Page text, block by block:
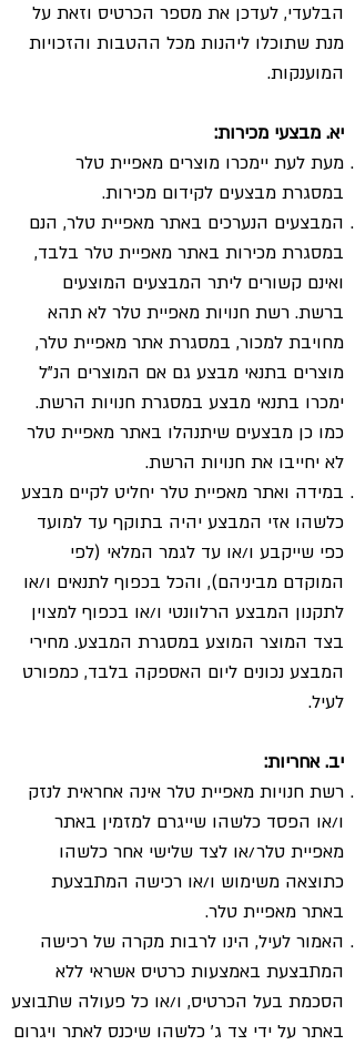
הבלעדי, לעדכן את מספר הכרטיס וזאת על
מנת שתוכלו ליהנות מכל ההטבות והזכויות
המוענקות.
יא. מבצעי מכירות:
מעת לעת יימכרו מוצרים מאפיית טלר
במסגרת מבצעים לקידום מכירות.
המבצעים הנערכים באתר מאפיית טלר, הנם
במסגרת מכירות באתר מאפיית טלר בלבד,
ואינם קשורים ליתר המבצעים המוצעים
ברשת. רשת חנויות מאפיית טלר לא תהא
מחויבת למכור, במסגרת אתר מאפיית טלר,
מוצרים בתנאי מבצע גם אם המוצרים הנ"ל
ימכרו בתנאי מבצע במסגרת חנויות הרשת.
כמו כן מבצעים שיתנהלו באתר מאפיית טלר
לא יחייבו את חנויות הרשת.
במידה ואתר מאפיית טלר יחליט לקיים מבצע
כלשהו אזי המבצע יהיה בתוקף עד למועד
כפי שייקבע ו/או עד לגמר המלאי (לפי
המוקדם מביניהם), והכל בכפוף לתנאים ו/או
לתקנון המבצע הרלוונטי ו/או בכפוף למצוין
בצד המוצר המוצע במסגרת המבצע. מחירי
המבצע נכונים ליום האספקה בלבד, כמפורט
לעיל.
יב. אחריות:
רשת חנויות מאפיית טלר אינה אחראית לנזק
ו/או הפסד כלשהו שייגרם למזמין באתר
מאפיית טלר/או לצד שלישי אחר כלשהו
כתוצאה משימוש ו/או רכישה המתבצעת
באתר מאפיית טלר.
האמור לעיל, הינו לרבות מקרה של רכישה
המתבצעת באמצעות כרטיס אשראי ללא
הסכמת בעל הכרטיס, ו/או כל פעולה שתבוצע
באתר על ידי צד ג' כלשהו שיכנס לאתר ויגרום